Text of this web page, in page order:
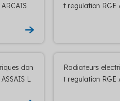
t regulation RGE
don
L
Radiateurs
t regulation RGE